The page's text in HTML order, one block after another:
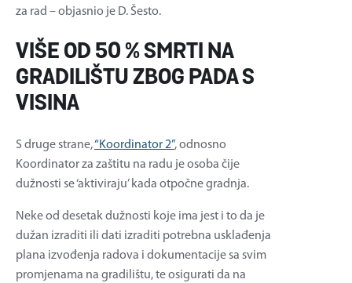
za rad – objasnio je D. Šesto.
VIŠE OD 50 % SMRTI NA
GRADILIŠTU ZBOG PADA S
VISINA
S druge strane,“Koordinator 2”, odnosno
Koordinator za zaštitu na radu je osoba čije
dužnosti se ‘aktiviraju’ kada otpočne gradnja.
Neke od desetak dužnosti koje ima jest i to da je
dužan izraditi ili dati izraditi potrebna usklađenja
plana izvođenja radova i dokumentacije sa svim
promjenama na gradilištu, te osigurati da na